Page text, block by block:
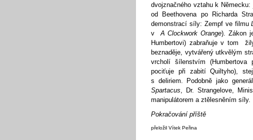
dvojznačného vztahu k
od Beethovena po Richarda
demonstrací síly: Zempf ve filmu
vA Clockwork Orange). Zákon
Humbertovi) zabraňuje v tom
beznaděje, vytvářený utkvělým
vrcholí šílenstvím
pociťuje při zabití Quiltyho),
s deliriem. Podobně jako
Spartacus, Dr. Strangelove,
manipulátorem a ztělesněním síly.
Pokračování příště
přeložil Vítek Peřina